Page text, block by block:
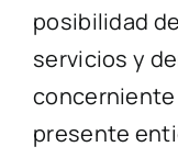
posibilidad
servicios y
concerniente
presente